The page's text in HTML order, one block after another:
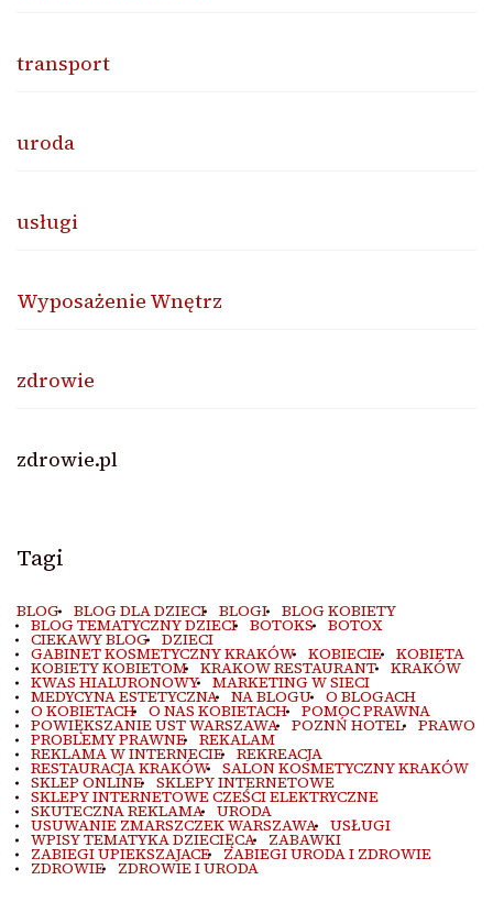
transport
uroda
usługi
Wyposażenie Wnętrz
zdrowie
zdrowie.pl
Tagi
BLOG BLOG DLA DZIECI BLOGI BLOG KOBIETY
BLOG TEMATYCZNY DZIECI BOTOKS BOTOX
CIEKAWY BLOG DZIECI
GABINET KOSMETYCZNY KRAKÓW KOBIECIE KOBIETA
KOBIETY KOBIETOM KRAKOW RESTAURANT KRAKÓW
KWAS HIALURONOWY MARKETING W SIECI
MEDYCYNA ESTETYCZNA NA BLOGU O BLOGACH
O KOBIETACH O NAS KOBIETACH POMOC PRAWNA
POWIĘKSZANIE UST WARSZAWA POZNŃ HOTEL PRAWO
PROBLEMY PRAWNE REKALAM
REKLAMA W INTERNECIE REKREACJA
RESTAURACJA KRAKÓW SALON KOSMETYCZNY KRAKÓW
SKLEP ONLINE SKLEPY INTERNETOWE
SKLEPY INTERNETOWE CZEŚCI ELEKTRYCZNE
SKUTECZNA REKLAMA URODA
USUWANIE ZMARSZCZEK WARSZAWA USŁUGI
WPISY TEMATYKA DZIECIĘCA ZABAWKI
ZABIEGI UPIEKSZAJACE ZABIEGI URODA I ZDROWIE
ZDROWIE ZDROWIE I URODA